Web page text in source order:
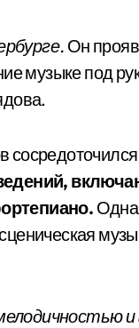
Он
музыке под